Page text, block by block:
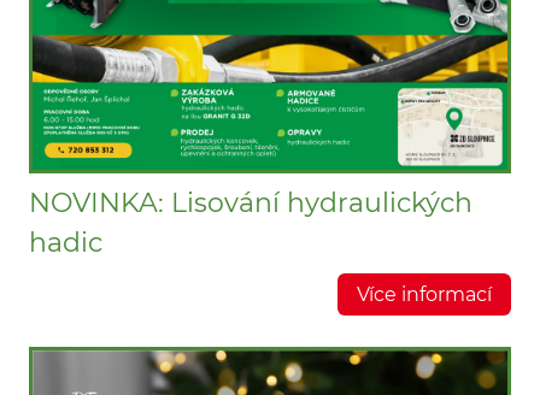
NOVINKA: Lisování hydraulických
hadic
Více informací